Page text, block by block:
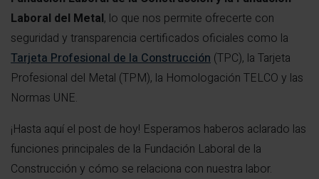
Laboral del Metal, lo que nos permite ofrecerte con
seguridad y transparencia certificados oficiales como la
Tarjeta Profesional de la Construcción (TPC), la Tarjeta
Profesional del Metal (TPM), la Homologación TELCO y las
Normas UNE.
¡Hasta aquí el post de hoy! Esperamos haberos aclarado las
funciones principales de la Fundación Laboral de la
Construcción y cómo se relaciona con nuestra labor.